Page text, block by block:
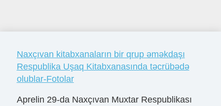
Naxçıvan kitabxanaların bir qrup əməkdaşı
Respublika Uşaq Kitabxanasında təcrübədə
olublar-Fotolar
Aprelin 29-da Naxçıvan Muxtar Respublikası